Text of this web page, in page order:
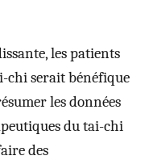
les patients
chi serait bénéfique
les données
du tai-chi
des